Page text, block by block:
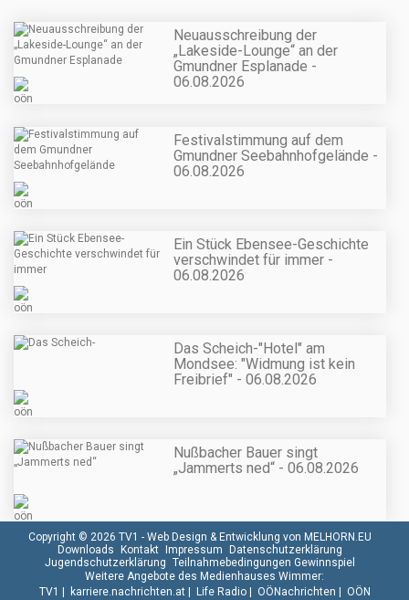
Neuausschreibung der
„Lakeside-Lounge“ an der
Gmundner Esplanade -
06.08.2026
Festivalstimmung auf dem
Gmundner Seebahnhofgelände -
06.08.2026
Ein Stück Ebensee-Geschichte
verschwindet für immer -
06.08.2026
Das Scheich-"Hotel" am
Mondsee: "Widmung ist kein
Freibrief" - 06.08.2026
Nußbacher Bauer singt
„Jammerts ned“ - 06.08.2026
Copyright © 2026 TV1 - Web Design & Entwicklung von MELHORN.EU
Downloads
Kontakt Impressum
Datenschutzerklärung
Jugendschutzerklärung Teilnahmebedingungen Gewinnspiel
Weitere Angebote des Medienhauses Wimmer:
TV1
karriere.nachrichten.at| Life Radio| OÖNachrichten OÖN